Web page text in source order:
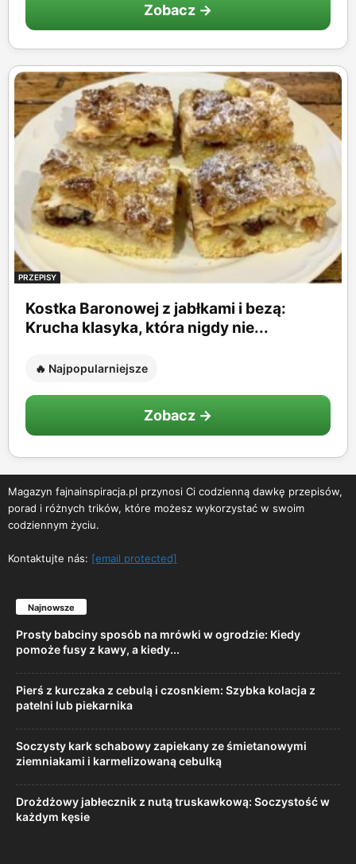
Zobacz →
PRZEPISY
Kostka Baronowej z jabłkami i bezą:
Krucha klasyka, która nigdy nie...
🔥 Najpopularniejsze
Zobacz →
Magazyn fajnainspiracja.pl przynosi Ci codzienną dawkę przepisów,
porad i różnych trików, które możesz wykorzystać w swoim
codziennym życiu.
Kontaktujte nás: [email protected]
Najnowsze
Prosty babciny sposób na mrówki w ogrodzie: Kiedy
pomoże fusy z kawy, a kiedy...
Pierś z kurczaka z cebulą i czosnkiem: Szybka kolacja z
patelni lub piekarnika
Soczysty kark schabowy zapiekany ze śmietanowymi
ziemniakami i karmelizowaną cebulką
Drożdżowy jabłecznik z nutą truskawkową: Soczystość w
każdym kęsie